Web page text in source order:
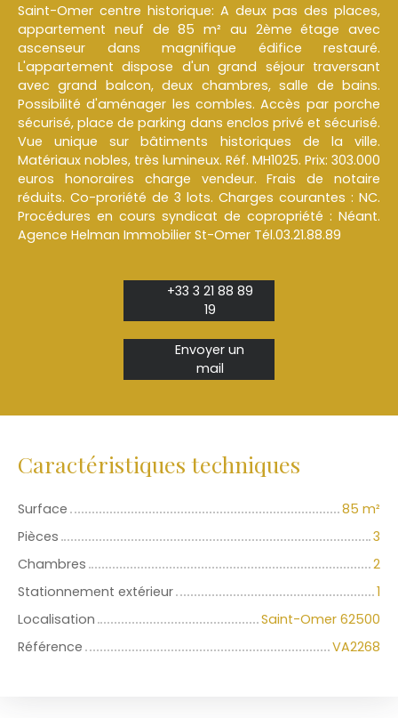
Saint-Omer centre historique: A deux pas des places,
appartement neuf de 85 m² au 2ème étage avec
ascenseur dans magnifique édifice restauré.
L'appartement dispose d'un grand séjour traversant
avec grand balcon, deux chambres, salle de bains.
Possibilité d'aménager les combles. Accès par porche
sécurisé, place de parking dans enclos privé et sécurisé.
Vue unique sur bâtiments historiques de la ville.
Matériaux nobles, très lumineux. Réf. MH1025. Prix: 303.000
euros honoraires charge vendeur. Frais de notaire
réduits. Co-proriété de 3 lots. Charges courantes : NC.
Procédures en cours syndicat de copropriété : Néant.
Agence Helman Immobilier St-Omer Tél.03.21.88.89
+33 3 21 88 89
19
Envoyer un
mail
Caractéristiques techniques
Surface 85 m²
Pièces
3
Chambres
2
Stationnement extérieur
1
Localisation
Saint-Omer 62500
Référence
VA2268